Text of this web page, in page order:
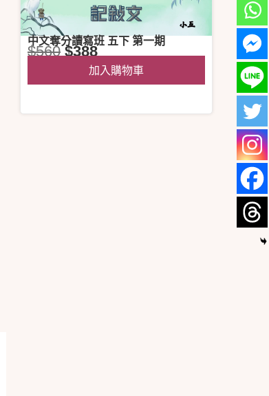
中文奪分讀寫班 五下 第一期
$560 $388
加入購物車